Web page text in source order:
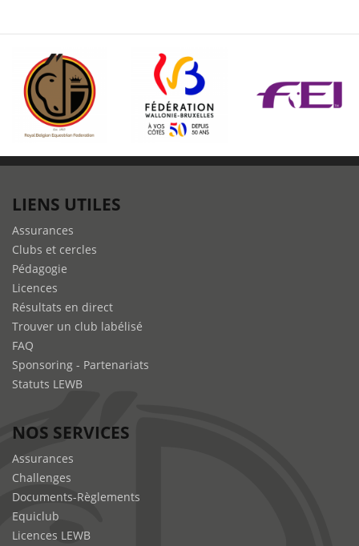
LIENS UTILES
Assurances
Clubs et cercles
Pédagogie
Licences
Résultats en direct
Trouver un club labélisé
FAQ
Sponsoring - Partenariats
Statuts LEWB
NOS SERVICES
Assurances
Challenges
Documents-Règlements
Equiclub
Licences LEWB